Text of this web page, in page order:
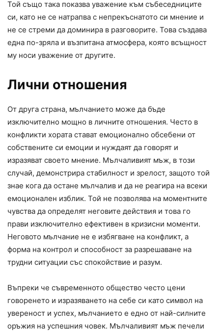
Той също така показва уважение към събеседниците
си, като не се натрапва с непрекъснатото си мнение и
не се стреми да доминира в разговорите. Това създава
една по-зряла и възпитана атмосфера, която всъщност
му носи уважение от другите.
Лични отношения
От друга страна, мълчанието може да бъде
изключително мощно в личните отношения. Често в
конфликти хората стават емоционално обсебени от
собствените си емоции и нуждаят да говорят и
изразяват своето мнение. Мълчаливият мъж, в този
случай, демонстрира стабилност и зрелост, защото той
знае кога да остане мълчалив и да не реагира на всеки
емоционален изблик. Той не позволява на моментните
чувства да определят неговите действия и това го
прави изключително ефективен в кризисни моменти.
Неговото мълчание не е избягване на конфликт, а
форма на контрол и способност за разрешаване на
трудни ситуации със спокойствие и разум.
Въпреки че съвременното общество често цени
говоренето и изразяването на себе си като символ на
увереност и успех, мълчанието е едно от най-силните
оръжия на успешния човек. Мълчаливият мъж печели